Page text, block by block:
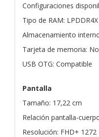
Configuraciones
Tipo de RAM: LPDDR4X
Almacenamiento
Tarjeta de memoria:
USB OTG: Compatible
Pantalla
Tamaño: 17,22 cm
Relación pantalla-
Resolución: FHD+ 1272